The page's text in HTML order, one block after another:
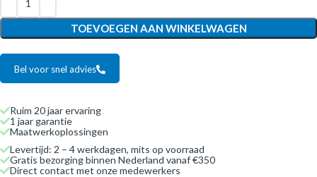
TOEVOEGEN AAN WINKELWAGEN
Bel voor snel advies
Ruim 20 jaar ervaring
1 jaar garantie
Maatwerkoplossingen
Levertijd: 2 – 4 werkdagen, mits op voorraad
Gratis bezorging binnen Nederland vanaf €350
Direct contact met onze medewerkers